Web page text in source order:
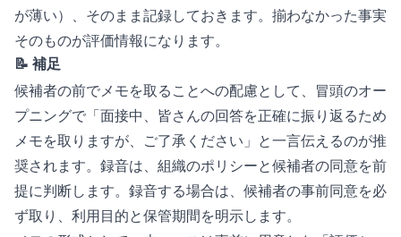
が薄い）、そのまま記録しておきます。揃わなかった事実
そのものが評価情報になります。
📝 補足
候補者の前でメモを取ることへの配慮として、冒頭のオー
プニングで「面接中、皆さんの回答を正確に振り返るため
メモを取りますが、ご了承ください」と一言伝えるのが推
奨されます。録音は、組織のポリシーと候補者の同意を前
提に判断します。録音する場合は、候補者の事前同意を必
ず取り、利用目的と保管期間を明示します。